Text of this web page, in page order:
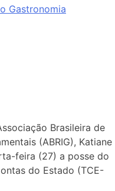
Gastronomia
Brasileira de
(ABRIG), Katiane
feira (27) a posse do
do Estado (TCE-